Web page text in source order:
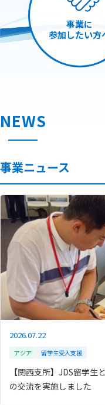
事業に
参加したい方
NEWS
事業ニュース
2026.07.22
アジア 留学生受入支援
【関西支所】JDS留学
の交流を実施しました